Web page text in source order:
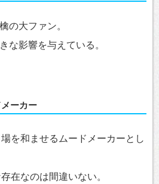
の大ファン。
な影響を与えている。
ーカー
を和ませるムードメーカーとし
在なのは間違いない。